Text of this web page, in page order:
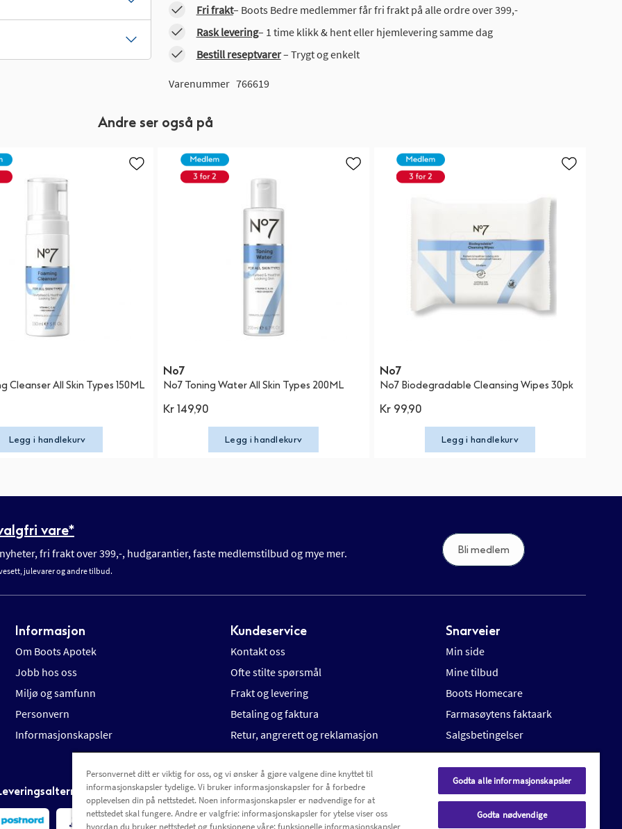
Fri frakt– Boots Bedre medlemmer får fri frakt på alle ordre over 399,-
Rask levering– 1 time klikk & hent eller hjemlevering samme dag
Bestill reseptvarer– Trygt og enkelt
Varenummer 766619
Andre ser også på
Cleanser All Skin Types 150ML
Legg i handlekurv
No7
No7 Toning Water All Skin Types 200ML
Kr 149,90
Legg i handlekurv
No7
No7 Biodegradable Cleansing Wipes 30pk
Kr 99,90
Legg i handlekurv
vare*
fri frakt over 399,-, hudgarantier, faste medlemstilbud og mye mer.
julevarer og andre tilbud.
Bli medlem
Informasjon
Om Boots Apotek
Jobb hos oss
Miljø og samfunn
Personvern
Informasjonskapsler
Kundeservice
Kontakt oss
Ofte stilte spørsmål
Frakt og levering
Betaling og faktura
Retur, angrerett og reklamasjon
Snarveier
Min side
Mine tilbud
Boots Homecare
Farmasøytens faktaark
Salgsbetingelser
Personvernet ditt er viktig for oss, og vi ønsker å gjøre valgene dine knyttet til
informasjonskapsler tydelige. Vi bruker informasjonskapsler for å forbedre
opplevelsen din på nettstedet. Noen informasjonskapsler er nødvendige for at
nettstedet skal fungere. Andre er valgfrie: informasjonskapsler for ytelse viser oss
hvordan du bruker nettstedet og funksjonene våre; funksjonelle informasjonskapsler
Godta alle informasjonskapsler
Godta nødvendige